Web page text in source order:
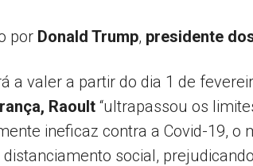
por Donald Trump, presidente
a valer a partir do dia 1 de
Raoult “ultrapassou os
ineficaz contra a Covid-19, o
social,